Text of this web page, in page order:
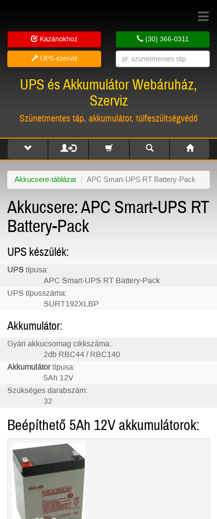
Toggle
Kazánokhoz
UPS-szerviz
(30) 366-0311
UPS és Akkumulátor Webáruház,
Szerviz
Szünetmentes táp, akkumulátor, túlfeszültségvédő
Akkucsere-táblázat APC Smart-UPS RT Battery-Pack
Akkucsere: APC Smart-UPS RT
Battery-Pack
UPS készülék:
UPS típusa:
APC Smart-UPS RT Battery-Pack
UPS típusszáma:
SURT192XLBP
Akkumulátor:
Gyári akkucsomag cikkszáma:
2db RBC44 / RBC140
Akkumulátortípusa:
5Ah 12V
Szükséges darabszám:
32
Beépíthető 5Ah 12V akkumulátorok: